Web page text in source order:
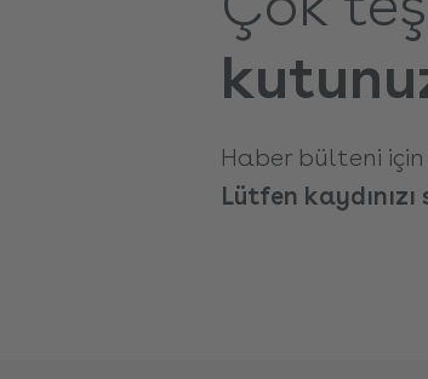
Haber bülteni için
Lütfen